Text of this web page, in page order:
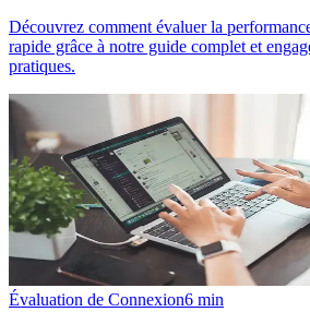
Découvrez comment évaluer la
rapide grâce à notre guide complet et
pratiques.
Évaluation de Connexion6 min